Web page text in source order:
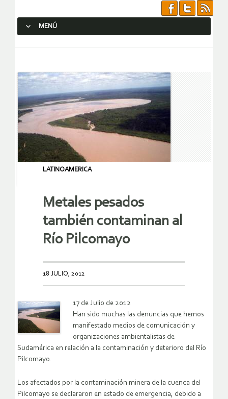
MENÚ
LATINOAMERICA
Metales pesados
también contaminan al
Río Pilcomayo
18 JULIO, 2012
17 de Julio de 2012
Han sido muchas las denuncias que hemos
manifestado medios de comunicación y
organizaciones ambientalistas de
Sudamérica en relación a la contaminación y deterioro del Río
Pilcomayo.
Los afectados por la contaminación minera de la cuenca del
Pilcomayo se declararon en estado de emergencia, debido a